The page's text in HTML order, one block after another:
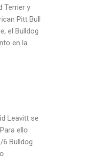
Terrier y
Pitt Bull
el Bulldog
en la
Leavitt se
Para ello
Bulldog